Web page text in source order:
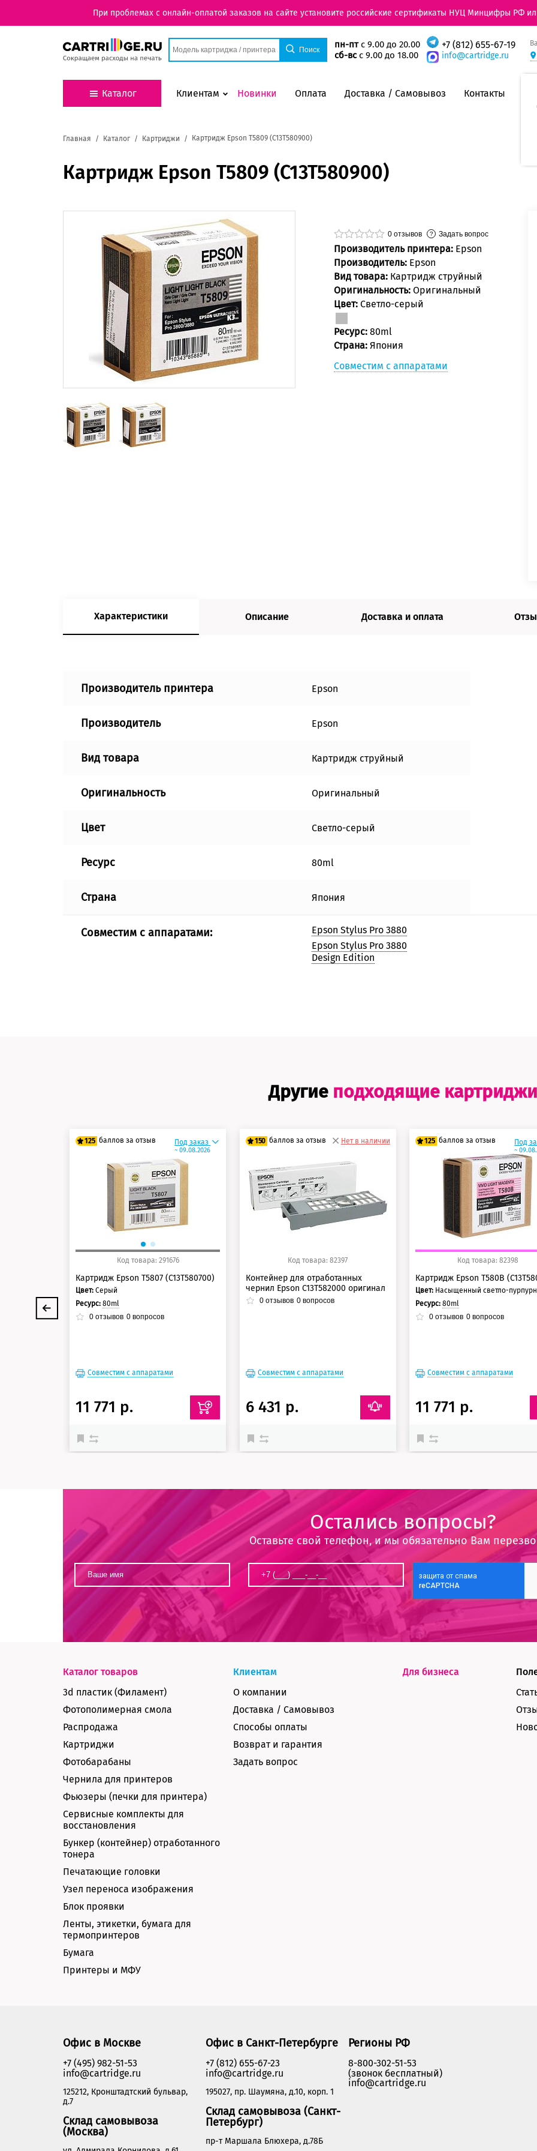
При проблемах с онлайн-оплатой заказов на сайте установите российские сертификаты НУЦ Минцифры РФ
пн-птс 9.00 до 20.00
сб-всс 9.00 до 18.00
+7 (812) 655-67-19
info@cartridge.ru
Каталог Клиентам Новинки Оплата Доставка / Самовывоз Контакты
Главная Каталог Картриджи Картридж Epson T5809 (C13T580900)
Картридж Epson T5809 (C13T580900)
0 отзывов Задать вопрос
Производитель принтера: Epson
Производитель: Epson
Вид товара: Картридж струйный
Оригинальность: Оригинальный
Цвет: Светло-серый
Ресурс: 80ml
Страна: Япония
Совместим с аппаратами
Характеристики Описание Доставка и оплата
Производитель принтера Epson
Производитель Epson
Вид товара Картридж струйный
Оригинальность Оригинальный
Цвет Светло-серый
Ресурс 80ml
Страна Япония
Совместим с аппаратами:
Epson Stylus Pro 3880
Epson Stylus Pro 3880
Design Edition
Другие подходящие картриджи
125 баллов за отзыв
100 баллов
Под заказ
~ 09.08.2026
Код товара: 291676
Картридж Epson T5807 (C13T580700)
Цвет: Серый
Ресурс:80ml
0 отзывов 0 вопросов
Совместим с аппаратами
11 771 р.
150 баллов за отзыв
125 баллов
150 баллов
Нет в наличии
Код товара: 82397
Контейнер для отработанных
чернил Epson C13T582000 оригинал
0отзывов 0вопросов
Совместим с аппаратами
6 431 р.
125 баллов за отзыв
100 баллов
125 баллов
Под
~
Код товара: 82398
Картридж Epson T580B
Цвет: Насыщенный светло-
Ресурс:80ml
0 отзывов 0 вопросов
Совместим с аппаратами
11 771 р.
Остались вопросы?
Оставьте свой телефон, и мы обязательно Вам
Каталог товаров
3d пластик (Филамент)
Фотополимерная смола
Распродажа
Картриджи
Фотобарабаны
Чернила для принтеров
Фьюзеры (печки для принтера)
Сервисные комплекты для
восстановления
Бункер (контейнер) отработанного
тонера
Печатающие головки
Узел переноса изображения
Блок проявки
Ленты, этикетки, бумага для
термопринтеров
Бумага
Принтеры и МФУ
Клиентам
О компании
Доставка / Самовывоз
Способы оплаты
Возврат и гарантия
Задать вопрос
Для бизнеса
Офис в Москве
+7 (495) 982-51-53
info@cartridge.ru
125212, Кронштадтский бульвар,
д.7
Склад самовывоза
(Москва)
Офис в Санкт-Петербурге
+7 (812) 655-67-23
info@cartridge.ru
195027, пр. Шаумяна, д.10, корп. 1
Склад самовывоза (Санкт-
Петербург)
пр-т Маршала Блюхера, д.78Б
Регионы РФ
8-800-302-51-53
(звонок бесплатный)
info@cartridge.ru